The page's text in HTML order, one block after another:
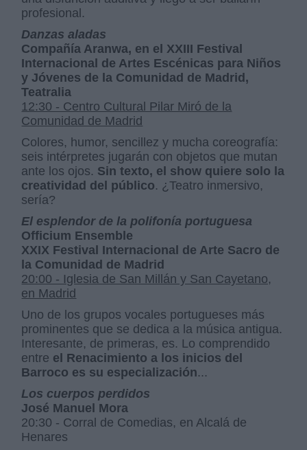
profesional.
Danzas aladas
Compañía Aranwa, en el XXIII Festival
Internacional de Artes Escénicas para Niños
y Jóvenes de la Comunidad de Madrid,
Teatralia
12:30 - Centro Cultural Pilar Miró de la
Comunidad de Madrid
Colores, humor, sencillez y mucha coreografía:
seis intérpretes jugarán con objetos que mutan
ante los ojos. Sin texto, el show quiere solo la
creatividad del público. ¿Teatro inmersivo,
sería?
El esplendor de la polifonía portuguesa
Officium Ensemble
XXIX Festival Internacional de Arte Sacro de
la Comunidad de Madrid
20:00 - Iglesia de San Millán y San Cayetano,
en Madrid
Uno de los grupos vocales portugueses más
prominentes que se dedica a la música antigua.
Interesante, de primeras, es. Lo comprendido
entre el Renacimiento a los inicios del
Barroco es su especialización...
Los cuerpos perdidos
José Manuel Mora
20:30 - Corral de Comedias, en Alcalá de
Henares